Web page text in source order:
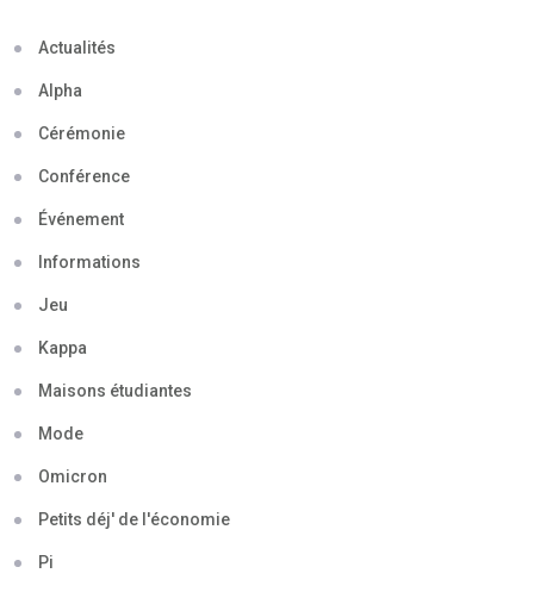
Actualités
Alpha
Cérémonie
Conférence
Événement
Informations
Jeu
Kappa
Maisons étudiantes
Mode
Omicron
Petits déj' de l'économie
Pi